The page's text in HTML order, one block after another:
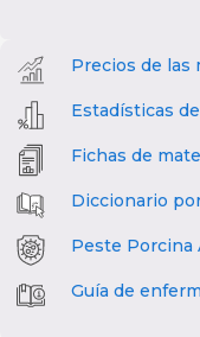
Precios de las
Estadísticas
Fichas de
Diccionario
Peste Porcina
Guía de